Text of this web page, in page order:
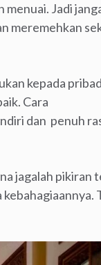
Jadi
meremehkan
kepada
Cara
dan penuh
jagalah pikiran